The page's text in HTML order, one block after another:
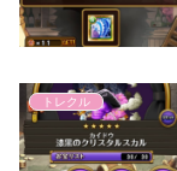
トレクル